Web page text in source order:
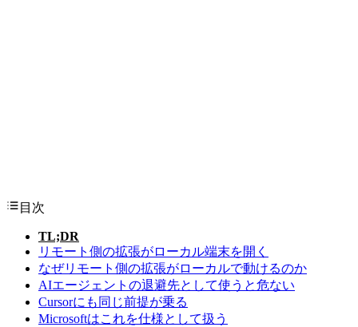
目次
TL;DR
リモート側の拡張がローカル端末を開く
なぜリモート側の拡張がローカルで動けるのか
AIエージェントの退避先として使うと危ない
Cursorにも同じ前提が乗る
Microsoftはこれを仕様として扱う